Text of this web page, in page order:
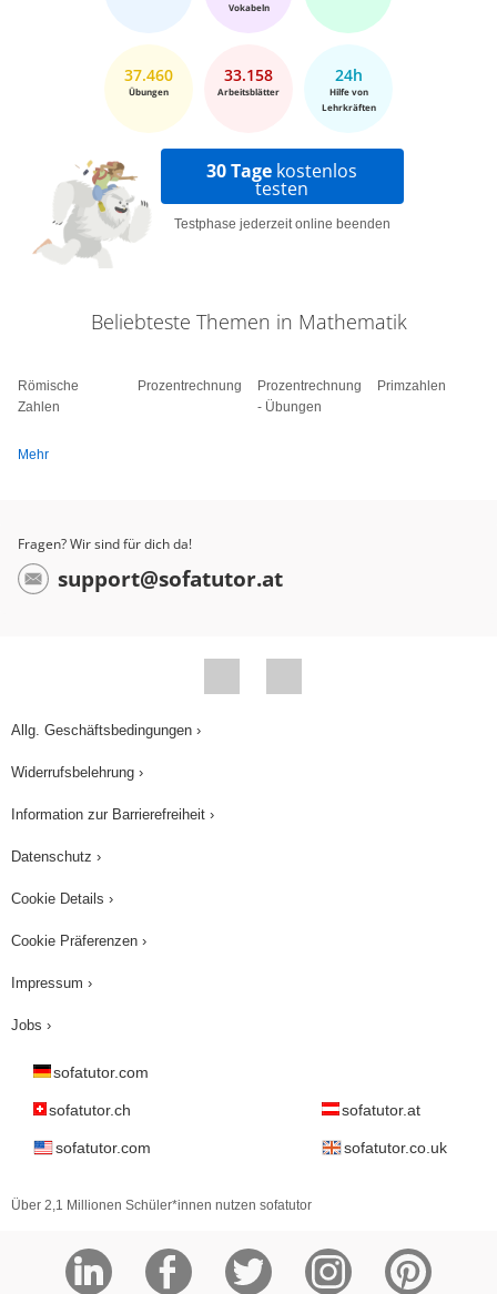
Vokabeln
37.460
Übungen
33.158
Arbeitsblätter
24h
Hilfe von
Lehrkräften
30 Tage kostenlos
testen
Testphase jederzeit online beenden
Beliebteste Themen in Mathematik
Römische
Zahlen
Prozentrechnung
Prozentrechnung
- Übungen
Primzahlen
Mehr
Fragen? Wir sind für dich da!
support@sofatutor.at
Allg. Geschäftsbedingungen ›
Widerrufsbelehrung ›
Information zur Barrierefreiheit ›
Datenschutz ›
Cookie Details ›
Cookie Präferenzen ›
Impressum ›
Jobs ›
sofatutor.com
sofatutor.ch sofatutor.at
sofatutor.com sofatutor.co.uk
Über 2,1 Millionen Schüler*innen nutzen sofatutor